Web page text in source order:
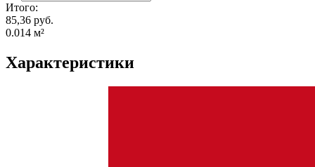
Итого:
85,36 руб.
0.014 м²
Характеристики